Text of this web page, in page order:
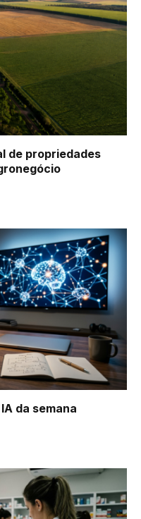
de propriedades
da semana